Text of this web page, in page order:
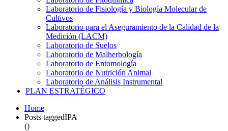
Laboratorio de Fisiología y Biología Molecular de
Cultivos
Laboratorio para el Aseguramiento de la Calidad de la
Medición (LACM)
Laboratorio de Suelos
Laboratorio de Malherbología
Laboratorio de Entomología
Laboratorio de Nutrición Animal
Laboratorio de Análisis Instrumental
PLAN ESTRATÉGICO
Home
Posts taggedIPA
()